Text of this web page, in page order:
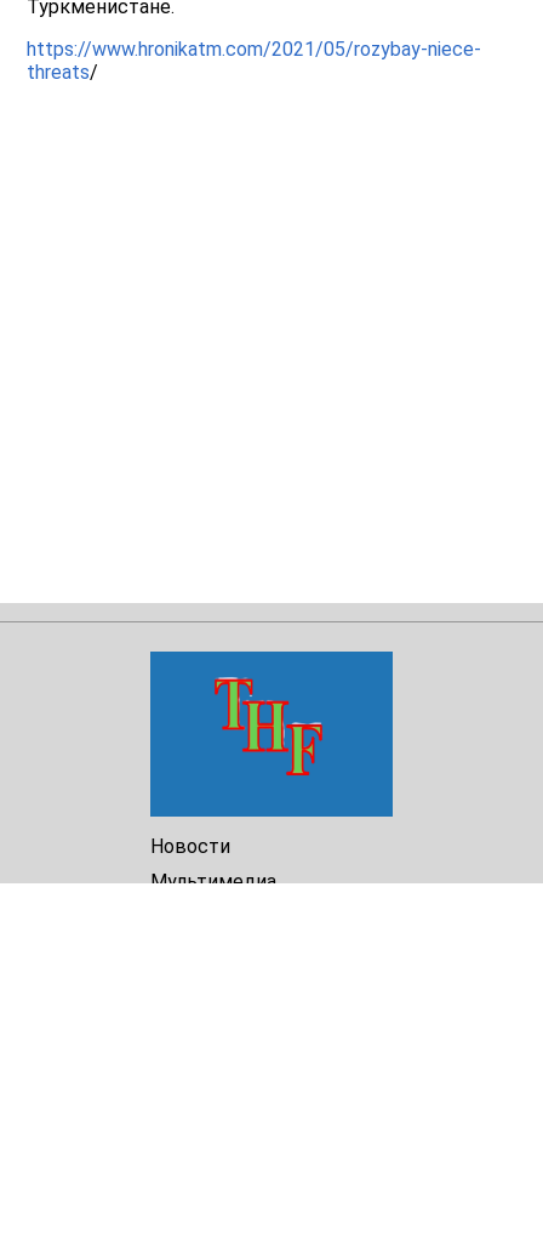
Туркменистане.
https://www.hronikatm.com/2021/05/rozybay-niece-
threats/
Новости
Мультимедиа